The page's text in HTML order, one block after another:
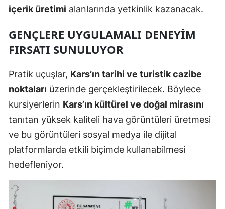
Kastamonu
Kayseri
Kırşehir
Kocaeli
Konya
Kütahya
Malatya
Kahramanmaraş
içerik üretimi alanlarında yetkinlik kazanacak.
GENÇLERE UYGULAMALI DENEYIM
FIRSATI SUNULUYOR
Pratik uçuşlar, Kars’ın tarihi ve turistik cazibe
noktaları üzerinde gerçekleştirilecek. Böylece
kursiyerlerin Kars’ın kültürel ve doğal mirasını
tanıtan yüksek kaliteli hava görüntüleri üretmesi
ve bu görüntüleri sosyal medya ile dijital
platformlarda etkili biçimde kullanabilmesi
hedefleniyor.